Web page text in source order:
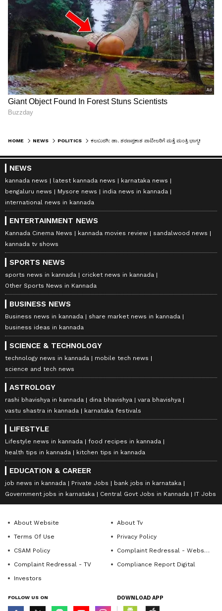
HOME NEWS POLITICS ಕಲಬುರಗಿ: ಡಾ. ಶರಣಪ್ರಕಾಶ ಪಾಟೀಲರಿಗೆ ಮತ್ತೆ ಮಂತ್ರಿ ಭಾಗ್ಯ!
NEWS
kannada news latest kannada news
karnataka news
bengaluru news
Mysore news
india news in kannada
international news in kannada
ENTERTAINMENT NEWS
Kannada Cinema News kannada movies review
sandalwood news
kannada tv shows
SPORTS NEWS
sports news in kannada
cricket news in kannada
Other Sports News in Kannada
BUSINESS NEWS
Business news in kannada
share market news in kannada
business ideas in kannada
SCIENCE & TECHNOLOGY
technology news in kannada
mobile tech news
science and tech news
ASTROLOGY
rashi bhavishya in kannada dina bhavishya
vara bhavishya
vastu shastra in kannada
karnataka festivals
LIFESTYLE
Lifestyle news in kannada
food recipes in kannada
health tips in kannada
kitchen tips in kannada
EDUCATION & CAREER
job news in kannada Private Jobs
bank jobs in karnataka
Government jobs in karnataka
Central Govt Jobs in Kannada IT Jobs
About Website
About Tv
Terms Of Use
Privacy Policy
CSAM Policy
Complaint Redressal - Website
Complaint Redressal - TV
Compliance Report Digital
Investors
FOLLOW US ON DOWNLOAD APP